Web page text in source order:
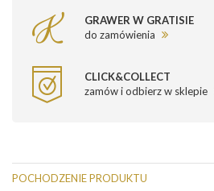
GRAWER W GRATISIE
do zamówienia
CLICK&COLLECT
zamów i odbierz w sklepie
POCHODZENIE PRODUKTU